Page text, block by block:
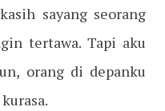
sayang seorang
tertawa. Tapi aku
orang di depanku